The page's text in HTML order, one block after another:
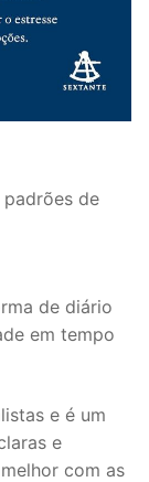
de
de diário
em tempo
e é um
e
com as